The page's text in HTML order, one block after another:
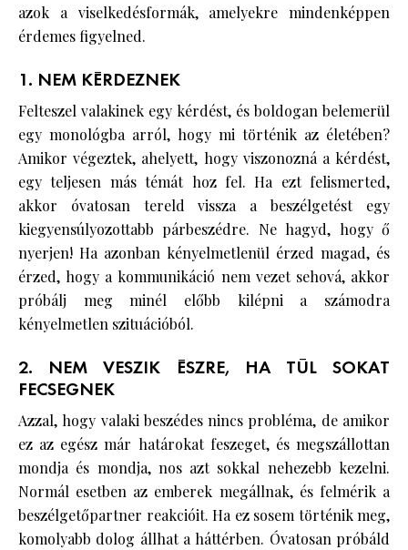
azok a viselkedésformák, amelyekre mindenképpen
érdemes figyelned.
1. NEM KÉRDEZNEK
Felteszel valakinek egy kérdést, és boldogan belemerül
egy monológba arról, hogy mi történik az életében?
Amikor végeztek, ahelyett, hogy viszonozná a kérdést,
egy teljesen más témát hoz fel. Ha ezt felismerted,
akkor óvatosan tereld vissza a beszélgetést egy
kiegyensúlyozottabb párbeszédre. Ne hagyd, hogy ő
nyerjen! Ha azonban kényelmetlenül érzed magad, és
érzed, hogy a kommunikáció nem vezet sehová, akkor
próbálj meg minél előbb kilépni a számodra
kényelmetlen szituációból.
2. NEM VESZIK ÉSZRE, HA TÚL SOKAT
FECSEGNEK
Azzal, hogy valaki beszédes nincs probléma, de amikor
ez az egész már határokat feszeget, és megszállottan
mondja és mondja, nos azt sokkal nehezebb kezelni.
Normál esetben az emberek megállnak, és felmérik a
beszélgetőpartner reakcióit. Ha ez sosem történik meg,
komolyabb dolog állhat a háttérben. Óvatosan próbáld